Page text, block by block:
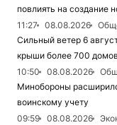
повлиять на создание
11:27
08.08.2026
Сильный ветер 6
крыши более 700
10:50
08.08.2026
Минобороны
воинскому учету
09:59
08.08.2026